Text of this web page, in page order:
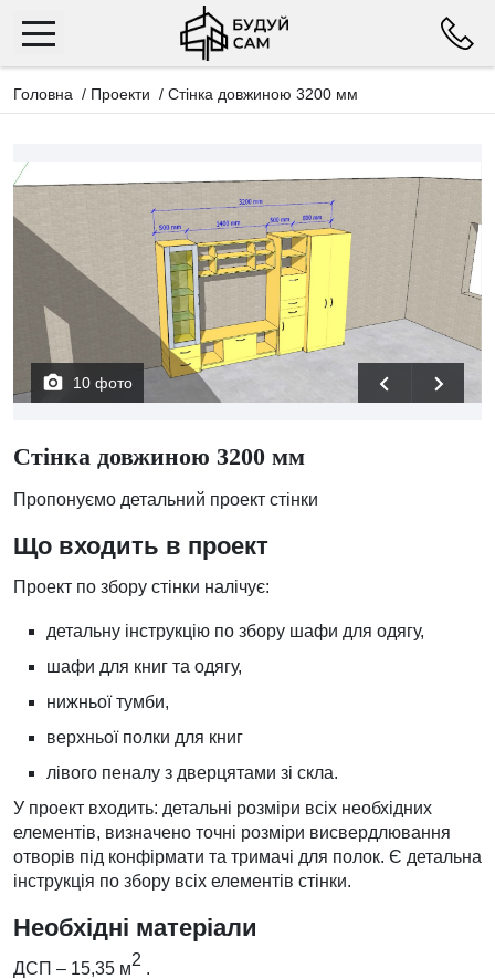
Головна / Проекти / Стінка довжиною 3200 мм
10 фото
Стінка довжиною 3200 мм
Пропонуємо детальний проект стінки
Що входить в проект
Проект по збору стінки налічує:
детальну інструкцію по збору шафи для одягу,
шафи для книг та одягу,
нижньої тумби,
верхньої полки для книг
лівого пеналу з дверцятами зі скла.
У проект входить: детальні розміри всіх необхідних
елементів, визначено точні розміри висвердлювання
отворів під конфірмати та тримачі для полок. Є детальна
інструкція по збору всіх елементів стінки.
Необхідні матеріали
ДСП – 15,35 м2 .